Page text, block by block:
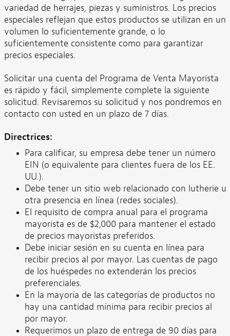
variedad de herrajes, piezas y suministros. Los precios
especiales reflejan que estos productos se utilizan en un
volumen lo suficientemente grande, o lo
suficientemente consistente como para garantizar
precios especiales.
Solicitar una cuenta del Programa de Venta Mayorista
es rápido y fácil, simplemente complete la siguiente
solicitud. Revisaremos su solicitud y nos pondremos en
contacto con usted en un plazo de 7 días.
Directrices:
Para calificar, su empresa debe tener un número
EIN (o equivalente para clientes fuera de los EE.
UU.).
Debe tener un sitio web relacionado con lutherie u
otra presencia en línea (redes sociales).
El requisito de compra anual para el programa
mayorista es de $2,000 para mantener el estado
de precios mayoristas preferidos.
Debe iniciar sesión en su cuenta en línea para
recibir precios al por mayor. Las cuentas de pago
de los huéspedes no extenderán los precios
preferenciales.
En la mayoría de las categorías de productos no
hay una cantidad mínima para recibir precios al
por mayor.
Requerimos un plazo de entrega de 90 días para